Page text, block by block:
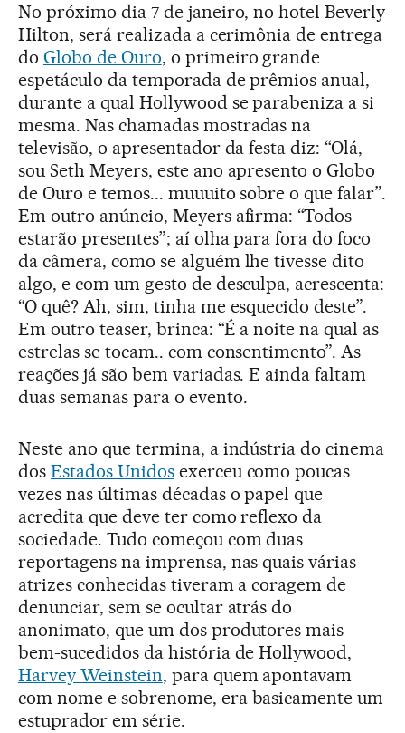
No próximo dia 7 de janeiro, no hotel Beverly
Hilton, será realizada a cerimônia de entrega
do Globo de Ouro, o primeiro grande
espetáculo da temporada de prêmios anual,
durante a qual Hollywood se parabeniza a si
mesma. Nas chamadas mostradas na
televisão, o apresentador da festa diz: “Olá,
sou Seth Meyers, este ano apresento o Globo
de Ouro e temos... muuuito sobre o que falar”.
Em outro anúncio, Meyers afirma: “Todos
estarão presentes”; aí olha para fora do foco
da câmera, como se alguém lhe tivesse dito
algo, e com um gesto de desculpa, acrescenta:
“O quê? Ah, sim, tinha me esquecido deste”.
Em outro teaser, brinca: “É a noite na qual as
estrelas se tocam.. com consentimento”. As
reações já são bem variadas. E ainda faltam
duas semanas para o evento.
Neste ano que termina, a indústria do cinema
dos Estados Unidosexerceu como poucas
vezes nas últimas décadas o papel que
acredita que deve ter como reflexo da
sociedade. Tudo começou com duas
reportagens na imprensa, nas quais várias
atrizes conhecidas tiveram a coragem de
denunciar, sem se ocultar atrás do
anonimato, que um dos produtores mais
bem-sucedidos da história de Hollywood,
Harvey Weinstein, para quem apontavam
com nome e sobrenome, era basicamente um
estuprador em série.